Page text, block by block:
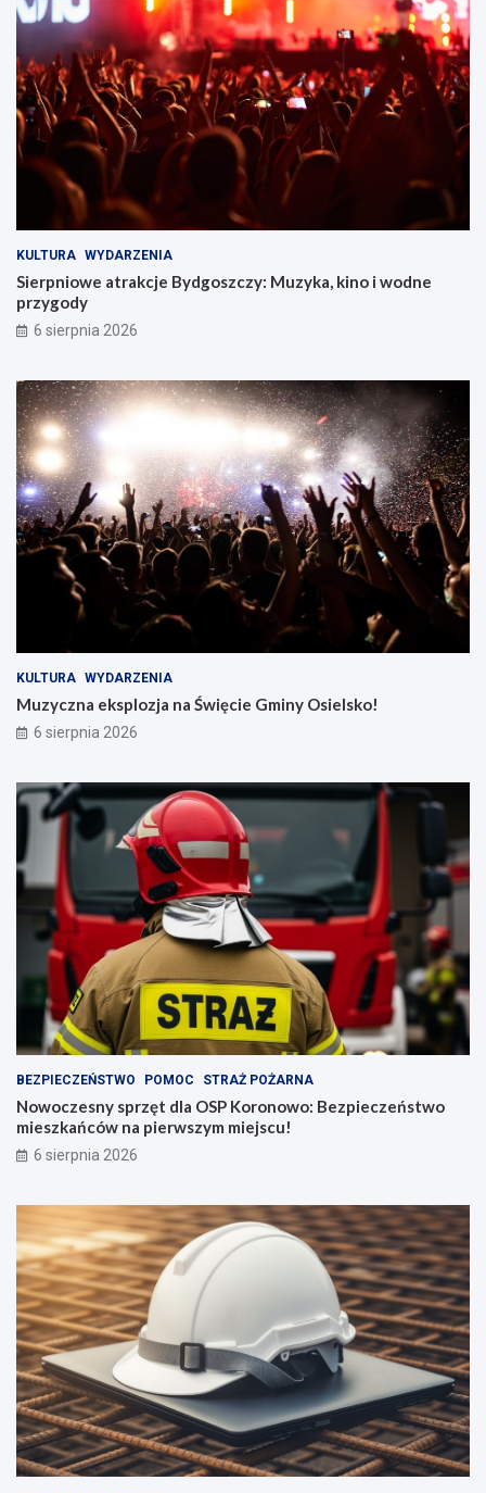
KULTURA WYDARZENIA
Sierpniowe atrakcje Bydgoszczy: Muzyka, kino i wodne
przygody
6 sierpnia 2026
KULTURA WYDARZENIA
Muzyczna eksplozja na Święcie Gminy Osielsko!
6 sierpnia 2026
BEZPIECZEŃSTWO POMOC STRAŻ POŻARNA
Nowoczesny sprzęt dla OSP Koronowo: Bezpieczeństwo
mieszkańców na pierwszym miejscu!
6 sierpnia 2026